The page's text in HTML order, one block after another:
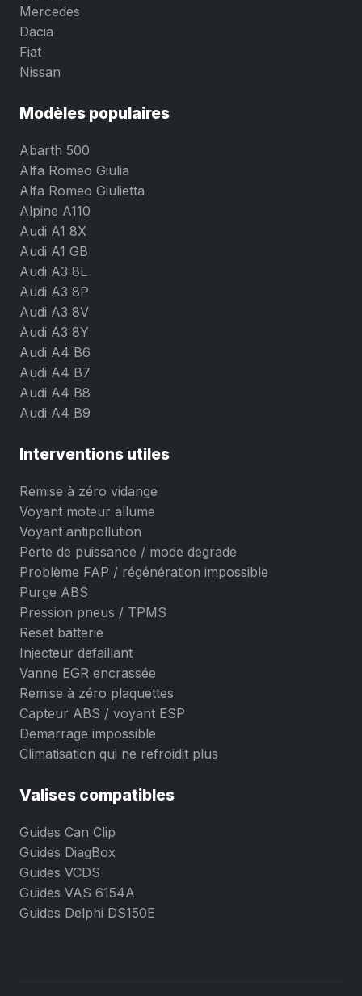
Mercedes
Dacia
Fiat
Nissan
Modèles populaires
Abarth 500
Alfa Romeo Giulia
Alfa Romeo Giulietta
Alpine A110
Audi A1 8X
Audi A1 GB
Audi A3 8L
Audi A3 8P
Audi A3 8V
Audi A3 8Y
Audi A4 B6
Audi A4 B7
Audi A4 B8
Audi A4 B9
Interventions utiles
Remise à zéro vidange
Voyant moteur allume
Voyant antipollution
Perte de puissance / mode degrade
Problème FAP / régénération impossible
Purge ABS
Pression pneus / TPMS
Reset batterie
Injecteur defaillant
Vanne EGR encrassée
Remise à zéro plaquettes
Capteur ABS / voyant ESP
Demarrage impossible
Climatisation qui ne refroidit plus
Valises compatibles
Guides Can Clip
Guides DiagBox
Guides VCDS
Guides VAS 6154A
Guides Delphi DS150E